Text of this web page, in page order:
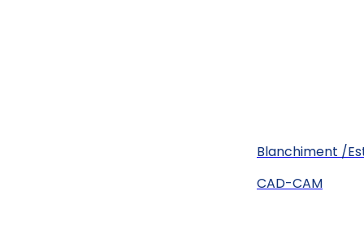
Blanchiment /
CAD-CAM